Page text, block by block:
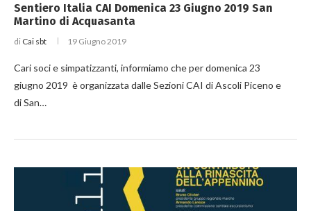
Sentiero Italia CAI Domenica 23 Giugno 2019 San
Martino di Acquasanta
di Cai sbt 19 Giugno 2019
Cari soci e simpatizzanti, informiamo che per domenica 23
giugno 2019 è organizzata dalle Sezioni CAI di Ascoli Piceno e
di San…